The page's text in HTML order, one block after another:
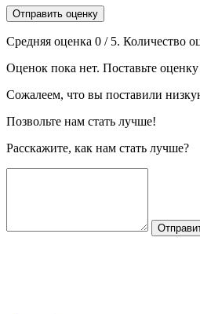
Отправить оценку
Средняя оценка 0 / 5. Количество
Оценок пока нет. Поставьте
Сожалеем, что вы поставили
Позвольте нам стать лучше!
Расскажите, как нам стать лучше?